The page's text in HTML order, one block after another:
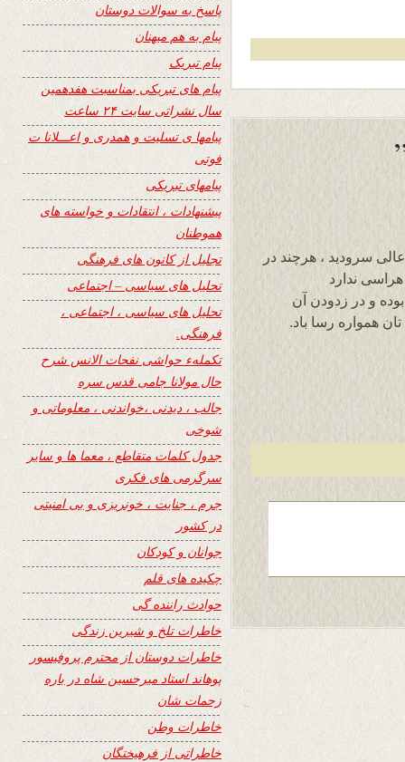
سرودید ، هرچند در
ندارد
بوده و در زدودن آن
همواره رسا باد.
پاسخ به سوالات دوستان
پیام به هم میهنان
پیام تبریک
پیام های تبریکی بمناسبت هفدهمین
سال نشراتی سایت ۲۴ ساعت
پیامها ی تسلیت و همدری و اعـــلانا ت
فوتی
پیامهای تبریکی
پیشنهادات ، انتقادات و خواسته های
هموطنان
تجلیل از کانون های فرهنگی
تحلیل های سیاسی – اجتماعی
تحلیل های سیاسی ، اجتماعی ،
فرهنگی.
تکملهء حواشی نفحات الانس شرح
حال مولانا جامی قدس سره
جالب ، دیدنی ،خواندنی ، معلوماتی و
شوخی
جدول کلمات متقاطع ، معما ها و سایر
سرگرمی های فکری
جرم ، جنایت ، خونریزی و بی امنیتی
در کشور
جوانان و کودکان
چکیده های قلم
حوادث راننده گی
خاطرات تلخ و شیرین زندگی
خاطرات دوستان از محترم پروفیسور
پوهاند استاد میرحسین شاه در باره
زحمات شان
خاطرات وطن
خاطراتی از فرهیختگان